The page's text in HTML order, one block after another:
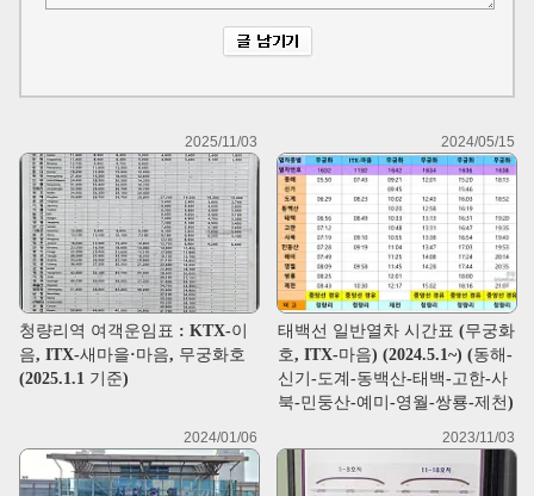
2025/11/03
청량리역 여객운임표 : KTX-이
음, ITX-새마을·마음, 무궁화호
(2025.1.1 기준)
2024/05/15
태백선 일반열차 시간표 (무궁화
호, ITX-마음) (2024.5.1~) (동해-
신기-도계-동백산-태백-고한-사
북-민둥산-예미-영월-쌍룡-제천)
2024/01/06 2023/11/03